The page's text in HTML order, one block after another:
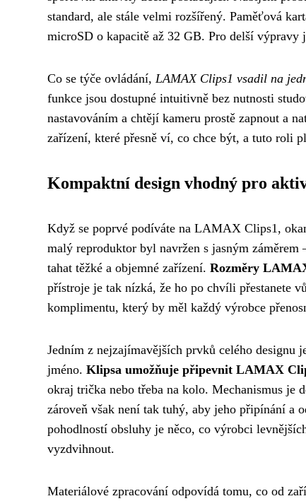
standard, ale stále velmi rozšířený. Paměťová
microSD o kapacitě až 32 GB. Pro delší
Co se týče ovládání, LAMAX Clips1 vsadil na
funkce jsou dostupné intuitivně bez nutnosti
nastavováním a chtějí kameru prostě zapnout a
zařízení, které přesně ví, co chce být, a tuto roli
Kompaktní design vhodný pro
Když se poprvé podíváte na LAMAX Clips1,
malý reproduktor byl navržen s jasným
tahat těžké a objemné zařízení. Rozměry
přístroje je tak nízká, že ho po chvíli přestanete
komplimentu, který by měl každý výrobce
Jedním z nejzajímavějších prvků celého designu
jméno. Klipsa umožňuje připevnit LAMAX
okraj trička nebo třeba na kolo. Mechanismus je
zároveň však není tak tuhý, aby jeho připínání a
pohodlností obsluhy je něco, co výrobci
vyzdvihnout.
Materiálové zpracování odpovídá tomu, co od